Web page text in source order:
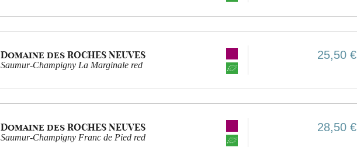
Domaine des ROCHES NEUVES
Saumur-Champigny La Marginale red
25,50 €
Domaine des ROCHES NEUVES
Saumur-Champigny Franc de Pied red
28,50 €